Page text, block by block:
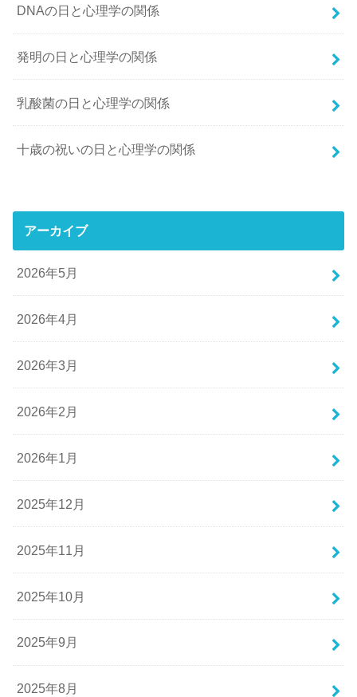
DNAの日と心理学の関係
発明の日と心理学の関係
乳酸菌の日と心理学の関係
十歳の祝いの日と心理学の関係
アーカイブ
2026年5月
2026年4月
2026年3月
2026年2月
2026年1月
2025年12月
2025年11月
2025年10月
2025年9月
2025年8月